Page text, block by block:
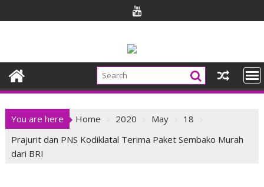
to
You are here Home 2020 May
18
Prajurit dan PNS Kodiklatal Terima Paket Sembako Murah
dari BRI